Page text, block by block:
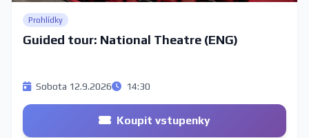
Prohlídky
Guided tour: National Theatre (ENG)
Sobota 12.9.2026 14:30
Koupit vstupenky